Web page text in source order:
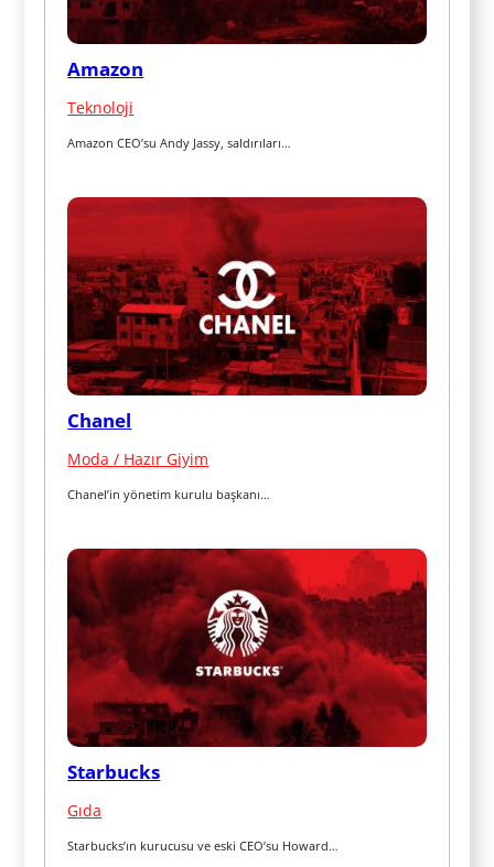
Amazon
Teknoloji
Amazon CEO’su Andy Jassy, saldırıları…
Chanel
Moda / Hazır Giyim
Chanel’in yönetim kurulu başkanı…
Starbucks
Gıda
Starbucks’ın kurucusu ve eski CEO’su Howard…